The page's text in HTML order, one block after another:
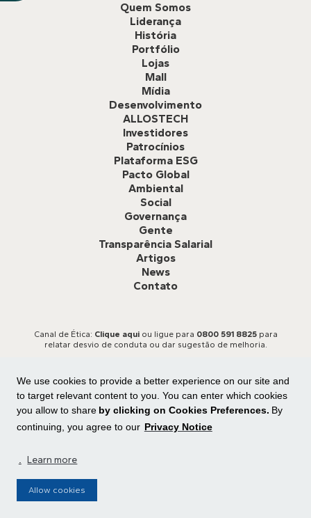
We use cookies to provide a better experience on our site and
to target relevant content to you. You can enter which cookies
you allow to share by clicking on Cookies Preferences. By
continuing, you agree to our Privacy Notice
. Learn more
Allow cookies
Quem Somos
Liderança
História
Portfólio
Lojas
Mall
Mídia
Desenvolvimento
ALLOSTECH
Investidores
Patrocínios
Plataforma ESG
Pacto Global
Ambiental
Social
Governança
Gente
Transparência Salarial
Artigos
News
Contato
Canal de Ética: Clique aquiou ligue para 0800 591 8825para
relatar desvio de conduta ou dar sugestão de melhoria.
Todos os direitos reservados
Central de privacidade